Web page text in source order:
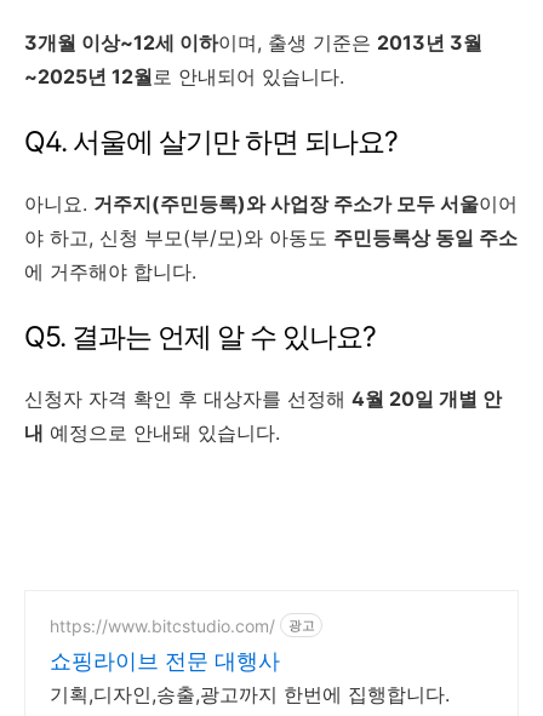
3개월 이상~12세 이하이며, 출생 기준은 2013년 3월
~2025년 12월로 안내되어 있습니다.
Q4. 서울에 살기만 하면 되나요?
아니요. 거주지(주민등록)와 사업장 주소가 모두 서울이어
야 하고, 신청 부모(부/모)와 아동도 주민등록상 동일 주소
에 거주해야 합니다.
Q5. 결과는 언제 알 수 있나요?
신청자 자격 확인 후 대상자를 선정해 4월 20일 개별 안
내 예정으로 안내돼 있습니다.
https://www.bitcstudio.com/ 광고
쇼핑라이브 전문 대행사
기획,디자인,송출,광고까지 한번에 집행합니다.